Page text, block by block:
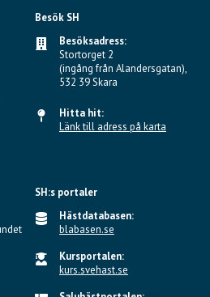
Besök SH
Besöksadress:
Stortorget 2
(ingång från Alandersgatan),
532 39 Skara
Hitta hit:
Länk till adress på karta
SH:s portaler
Hästdatabasen:
blabasen.se
Kursportalen:
kurs.svehast.se